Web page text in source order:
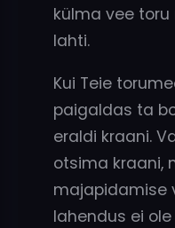
külma vee
lahti.
Kui Teie
paigaldas ta
eraldi kraani.
otsima kraani,
majapidamise
lahendus ei